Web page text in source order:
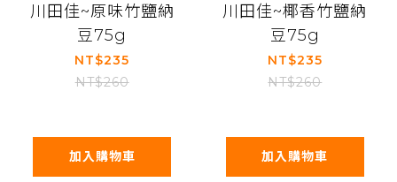
川田佳~原味竹鹽納
豆75g
NT$235
NT$260
加入購物車
川田佳~椰香竹鹽納
豆75g
NT$235
NT$260
加入購物車